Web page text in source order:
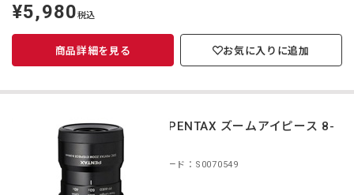
定
価
¥5,980税込
商品詳細を見る お気に入りに追加
smc PENTAX ズームアイピース 8-
商品コード：S0070549